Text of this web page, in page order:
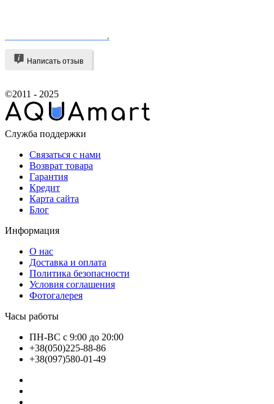
Написать отзыв
©2011 - 2025
Служба поддержки
Связаться с нами
Возврат товара
Гарантия
Кредит
Карта сайта
Блог
Информация
О нас
Доставка и оплата
Политика безопасности
Условия соглашения
Фотогалерея
Часы работы
ПН-ВС с 9:00 до 20:00
+38(050)225-88-86
+38(097)580-01-49